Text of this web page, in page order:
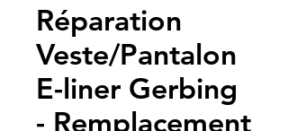
Réparation
Veste/Pantalon
E-liner Gerbing
- Remplacement